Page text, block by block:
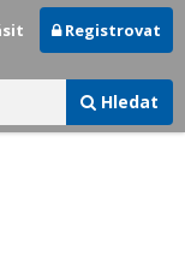
Hledat
Registrovat